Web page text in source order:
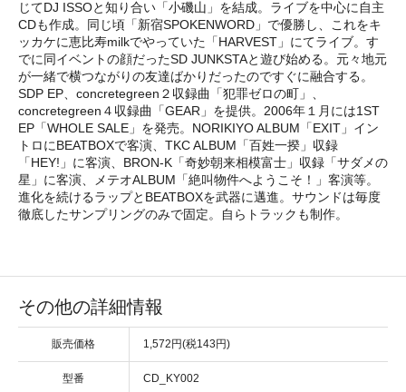
じてDJ ISSOと知り合い「小磯山」を結成。ライブを中心に自主
CDも作成。同じ頃「新宿SPOKENWORD」で優勝し、これをキ
ッカケに恵比寿milkでやっていた「HARVEST」にてライブ。す
でに同イベントの顔だったSD JUNKSTAと遊び始める。元々地元
が一緒で横つながりの友達ばかりだったのですぐに融合する。
SDP EP、concretegreen２収録曲「犯罪ゼロの町」、
concretegreen４収録曲「GEAR」を提供。2006年１月には1ST
EP「WHOLE SALE」を発売。NORIKIYO ALBUM「EXIT」イン
トロにBEATBOXで客演、TKC ALBUM「百姓一揆」収録
「HEY!」に客演、BRON-K「奇妙朝来相模富士」収録「サダメの
星」に客演、メテオALBUM「絶叫物件へようこそ！」客演等。
進化を続けるラップとBEATBOXを武器に邁進。サウンドは毎度
徹底したサンプリングのみで固定。自らトラックも制作。
その他の詳細情報
販売価格 1,572円(税143円)
型番 CD_KY002